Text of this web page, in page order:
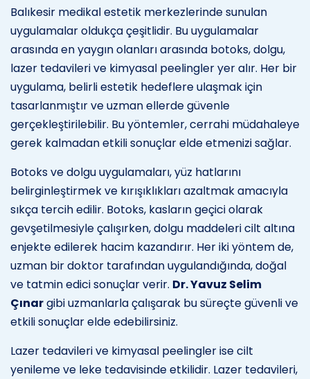
Balıkesir medikal estetik merkezlerinde sunulan
uygulamalar oldukça çeşitlidir. Bu uygulamalar
arasında en yaygın olanları arasında botoks, dolgu,
lazer tedavileri ve kimyasal peelingler yer alır. Her bir
uygulama, belirli estetik hedeflere ulaşmak için
tasarlanmıştır ve uzman ellerde güvenle
gerçekleştirilebilir. Bu yöntemler, cerrahi müdahaleye
gerek kalmadan etkili sonuçlar elde etmenizi sağlar.
Botoks ve dolgu uygulamaları, yüz hatlarını
belirginleştirmek ve kırışıklıkları azaltmak amacıyla
sıkça tercih edilir. Botoks, kasların geçici olarak
gevşetilmesiyle çalışırken, dolgu maddeleri cilt altına
enjekte edilerek hacim kazandırır. Her iki yöntem de,
uzman bir doktor tarafından uygulandığında, doğal
ve tatmin edici sonuçlar verir. Dr. Yavuz Selim
Çınargibi uzmanlarla çalışarak bu süreçte güvenli ve
etkili sonuçlar elde edebilirsiniz.
Lazer tedavileri ve kimyasal peelingler ise cilt
yenileme ve leke tedavisinde etkilidir. Lazer tedavileri,